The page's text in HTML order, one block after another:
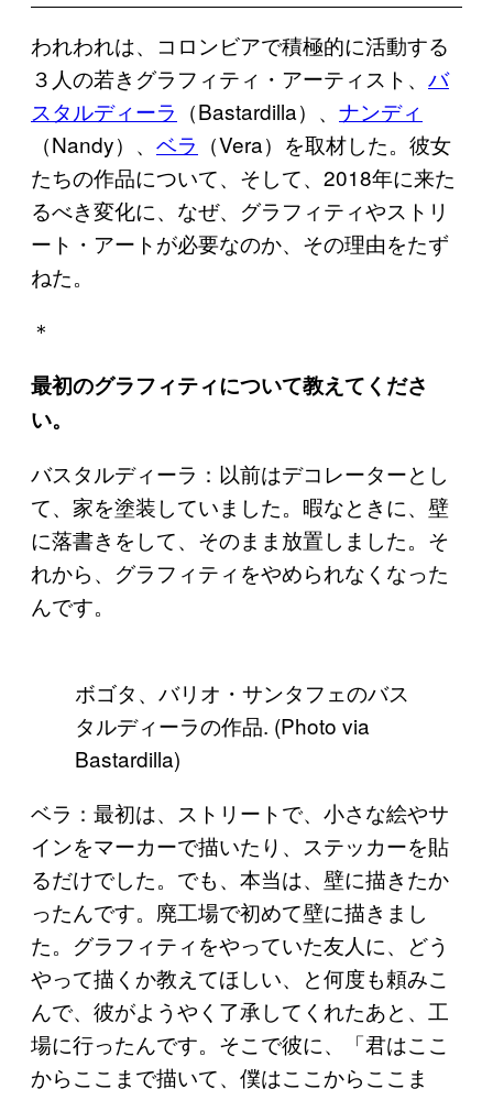
われわれは、コロンビアで積極的に活動する
３人の若きグラフィティ・アーティスト、 バ
スタルディーラ （Bastardilla）、 ナンディ
（Nandy）、 ベラ （Vera）を取材した。彼女
たちの作品について、そして、2018年に来た
るべき変化に、なぜ、グラフィティやストリ
ート・アートが必要なのか、その理由をたず
ねた。
＊
最初のグラフィティについて教えてくださ
い。
バスタルディーラ：以前はデコレーターとし
て、家を塗装していました。暇なときに、壁
に落書きをして、そのまま放置しました。そ
れから、グラフィティをやめられなくなった
んです。
ボゴタ、バリオ・サンタフェのバス
タルディーラの作品. (Photo via
Bastardilla)
ベラ：最初は、ストリートで、小さな絵やサ
インをマーカーで描いたり、ステッカーを貼
るだけでした。でも、本当は、壁に描きたか
ったんです。廃工場で初めて壁に描きまし
た。グラフィティをやっていた友人に、どう
やって描くか教えてほしい、と何度も頼みこ
んで、彼がようやく了承してくれたあと、工
場に行ったんです。そこで彼に、「君はここ
からここまで描いて、僕はここからここま